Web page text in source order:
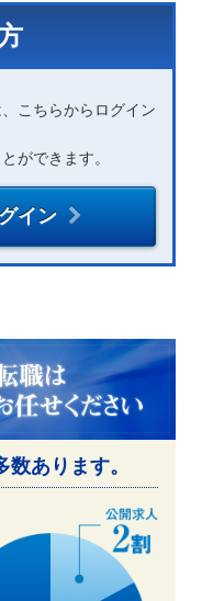
こちらからログイン
ができます。
イン
あります。